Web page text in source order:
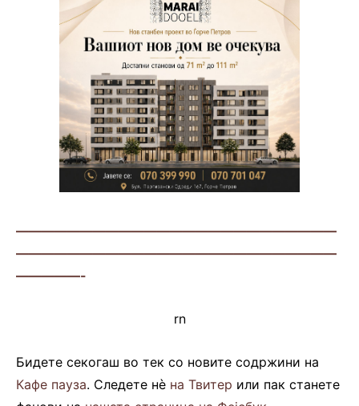
—————————————————————————
—————————————————————————
—————-
rn
Бидете секогаш во тек со новите содржини на
Кафе пауза. Следете нè на Твитер или пак станете